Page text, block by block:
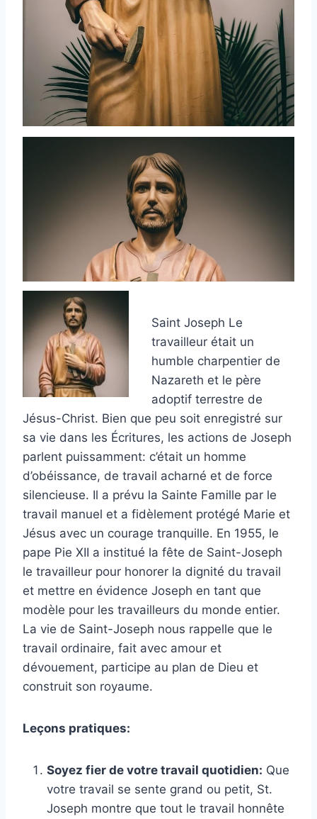
Saint Joseph Le
travailleur était un
humble charpentier de
Nazareth et le père
adoptif terrestre de
Jésus-Christ. Bien que peu soit enregistré sur
sa vie dans les Écritures, les actions de Joseph
parlent puissamment: c’était un homme
d’obéissance, de travail acharné et de force
silencieuse. Il a prévu la Sainte Famille par le
travail manuel et a fidèlement protégé Marie et
Jésus avec un courage tranquille. En 1955, le
pape Pie XII a institué la fête de Saint-Joseph
le travailleur pour honorer la dignité du travail
et mettre en évidence Joseph en tant que
modèle pour les travailleurs du monde entier.
La vie de Saint-Joseph nous rappelle que le
travail ordinaire, fait avec amour et
dévouement, participe au plan de Dieu et
construit son royaume.
Leçons pratiques:
Soyez fier de votre travail quotidien: Que
votre travail se sente grand ou petit, St.
Joseph montre que tout le travail honnête